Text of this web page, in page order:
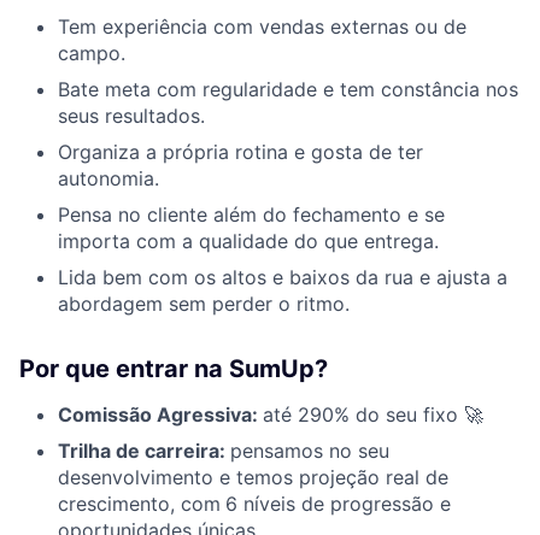
Tem experiência com vendas externas ou de
campo.
Bate meta com regularidade e tem constância nos
seus resultados.
Organiza a própria rotina e gosta de ter
autonomia.
Pensa no cliente além do fechamento e se
importa com a qualidade do que entrega.
Lida bem com os altos e baixos da rua e ajusta a
abordagem sem perder o ritmo.
Por que entrar na SumUp?
Comissão Agressiva: até 290% do seu fixo 🚀
Trilha de carreira: pensamos no seu
desenvolvimento e temos projeção real de
crescimento, com 6 níveis de progressão e